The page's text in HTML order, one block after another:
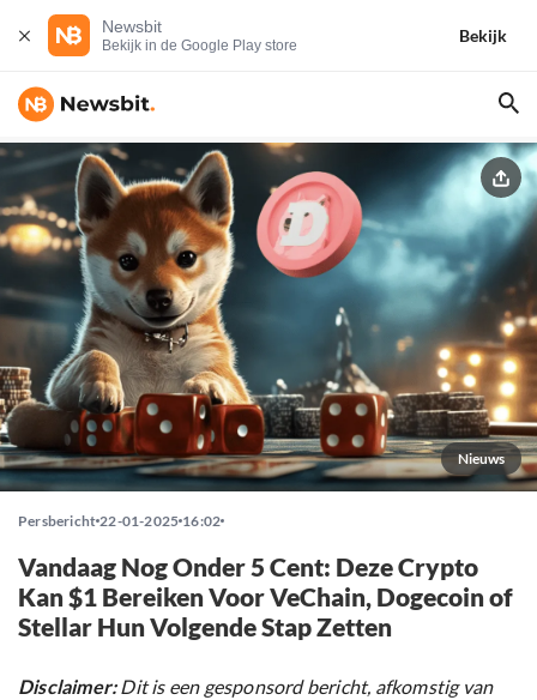
Newsbit
Bekijk in de Google Play store
Bekijk
Nieuws
Persbericht 22-01-2025 16:02
Vandaag Nog Onder 5 Cent: Deze Crypto
Kan $1 Bereiken Voor VeChain, Dogecoin of
Stellar Hun Volgende Stap Zetten
Disclaimer:Dit is een gesponsord bericht, afkomstig van